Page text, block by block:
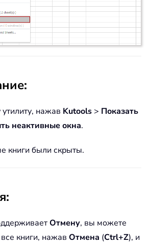
нажав Kutools > Показать
неактивные окна.
книги были скрыты.
Отмену, вы можете
книги, нажав Отмена (Ctrl+Z), и